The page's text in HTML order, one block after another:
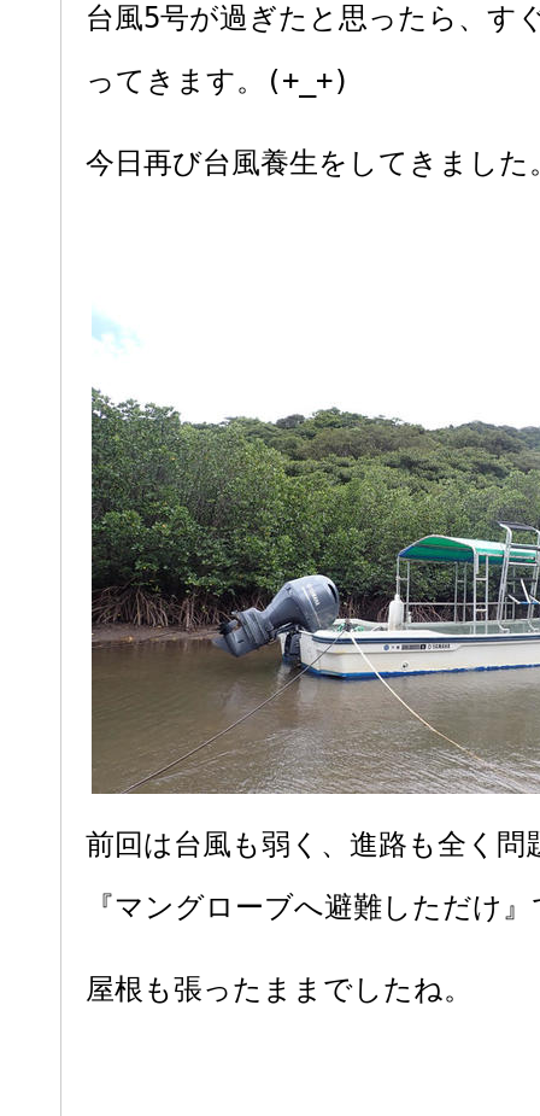
台風5号が過ぎたと思ったら、す
ってきます。(+_+)
今日再び台風養生をしてきました
前回は台風も弱く、進路も全く問
『マングローブへ避難しただけ
屋根も張ったままでしたね。